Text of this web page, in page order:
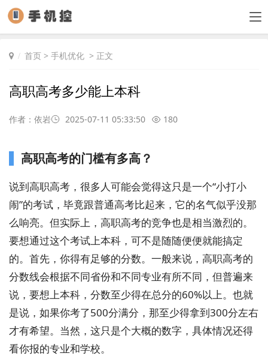
首页 > 手机优化 > 正文
高职高考多少能上本科
作者：依岩 2025-07-11 05:33:50 180
高职高考的门槛有多高？
说到高职高考，很多人可能会觉得这只是一个“小打小
闹”的考试，毕竟跟普通高考比起来，它的名气似乎没那
么响亮。但实际上，高职高考的竞争也是相当激烈的。
要想通过这个考试上本科，可不是随随便便就能搞定
的。首先，你得有足够的分数。一般来说，高职高考的
分数线会根据不同省份和不同专业有所不同，但普遍来
说，要想上本科，分数至少得在总分的60%以上。也就
是说，如果你考了500分满分，那至少得拿到300分左右
才有希望。当然，这只是个大概的数字，具体情况还得
看你报的专业和学校。